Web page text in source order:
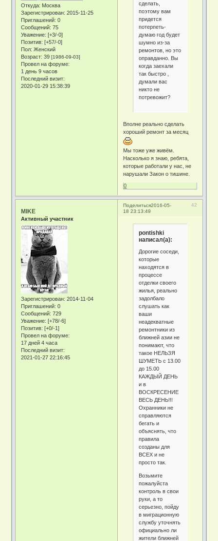
Откуда: Москва
Зарегистрирован: 2015-11-25
Приглашений: 0
Сообщений: 75
Уважение: [+3/-0]
Позитив: [+57/-0]
Пол: Женский
Возраст: 39[1986-09-03]
Провел на форуме:
1 день 9 часов
Последний визит:
2020-01-29 15:38:39
сделать,
поэтому вам
придется
потерпеть-
думаю год будет
шумно из-за
ремонтов, но это
оправданно. Вы
когда заехали
так быстро ,
думали вас
никто не
потревожит?
Вполне реально сделать
хороший ремонт за месяц
Мы тоже уже живём.
Насколько я знаю, ребята,
которые работали у нас, не
нарушали Закон о тишине.
0
Поделиться 42
2016-05-
18 23:13:49
MIKE
Активный участник
Зарегистрирован: 2014-11-04
Приглашений: 0
Сообщений: 729
Уважение: [+78/-6]
Позитив: [+0/-1]
Провел на форуме:
17 дней 4 часа
Последний визит:
2021-01-27 22:16:45
pontishki
написал(а):
Дорогие соседи,
которые
находятся в
процессе
отделки своего
жилья, реально
задолбало
слушать как
ваши
неадекватные
ремонтники из
ближней азии не
понимают, что
такое НЕЛЬЗЯ
ШУМЕТЬ с 13.00
до 15.00
КАЖДЫЙ ДЕНЬ
и в
ВОСКРЕСЕНИЕ
ВЕСЬ ДЕНЬ!!!
Охранники не
справляются
бегать и
объяснять, что
правила
созданы для
ВСЕХ и не
просто так.
Возьмите
пожалуйста
контроль в свои
руки, а то
серьезно, пойду
в миграционную
службу уточнять
официально ли
жители ближней